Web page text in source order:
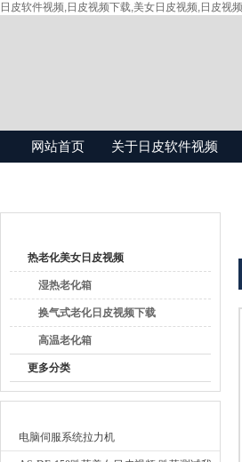
日皮软件视频,日皮视频下载,美女日皮视频,日皮视
广东日皮软件视频检测仪器有限公司
网站首页 关于日皮软件视频
热老化美女日皮视频
湿热老化箱
换气式老化日皮视频下载
高温老化箱
更多分类
电脑伺服系统拉力机